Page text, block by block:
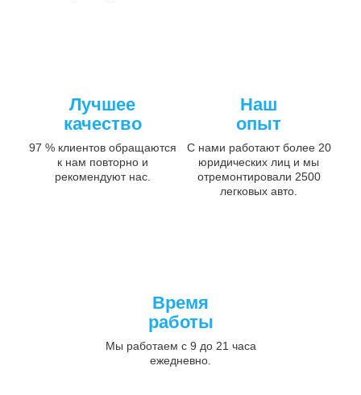
Лучшее
качество
97 % клиентов обращаются
к нам повторно и
рекомендуют нас.
Наш
опыт
С нами работают более 20
юридических лиц и мы
отремонтировали 2500
легковых авто.
Время
работы
Мы работаем с 9 до 21 часа
ежедневно.